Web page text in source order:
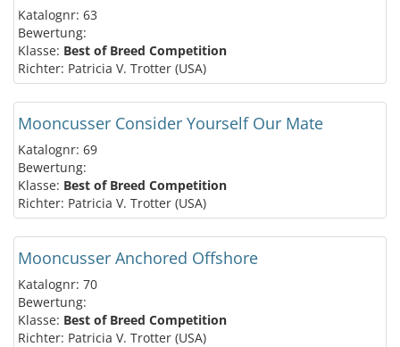
Katalognr: 63
Bewertung:
Klasse: Best of Breed Competition
Richter: Patricia V. Trotter (USA)
Mooncusser Consider Yourself Our Mate
Katalognr: 69
Bewertung:
Klasse: Best of Breed Competition
Richter: Patricia V. Trotter (USA)
Mooncusser Anchored Offshore
Katalognr: 70
Bewertung:
Klasse: Best of Breed Competition
Richter: Patricia V. Trotter (USA)